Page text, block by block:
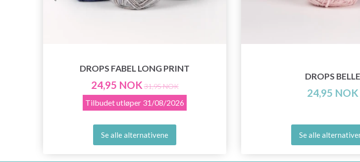
DROPS FABEL LONG PRINT
24,95 NOK 31,95 NOK
Tilbudet utløper 31/08/2026
Se alle alternativene
DROPS BELLE
24,95 NOK
Se alle